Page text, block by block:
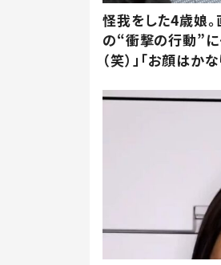
怪我をした4歳娘
の“衝撃の行動”
（笑）」「お顔はか